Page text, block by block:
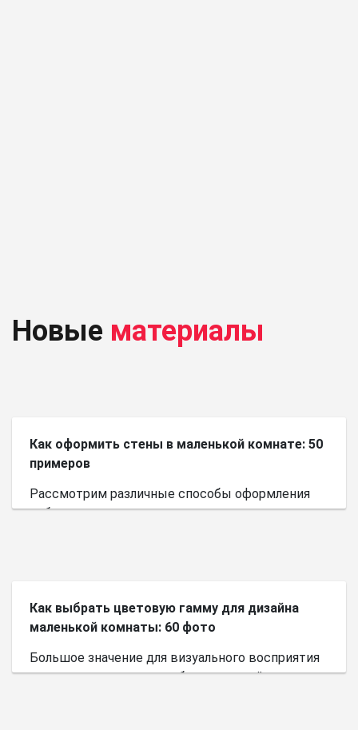
Новые материалы
Как оформить стены в маленькой комнате: 50
примеров
Рассмотрим различные способы оформления
небольшого пространства.
Как выбрать цветовую гамму для дизайна
маленькой комнаты: 60 фото
Большое значение для визуального восприятия
пространства имеет выбор цветовой палитры.